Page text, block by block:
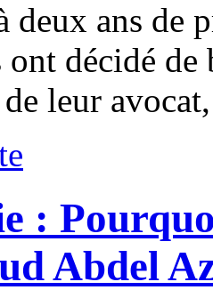
deux ans
ont décidé
leur
:
Abdel